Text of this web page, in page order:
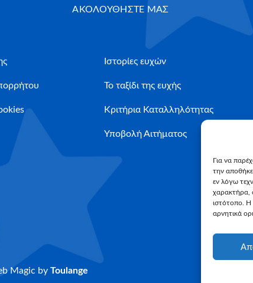
Για να
την
εν λόγω
χαρακτήρα,
ιστότοπο. Η
αρνητικά
ΑΚΟΛΟΥΘΗΣΤΕ ΜΑΣ
Ιστορίες ευχών
Το ταξίδι της ευχής
Κριτήρια Καταλληλότητας
Υποβολή Αιτήματος
Magic by Toulange